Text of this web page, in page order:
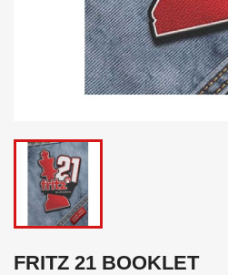
FRITZ 21 BOOKLET